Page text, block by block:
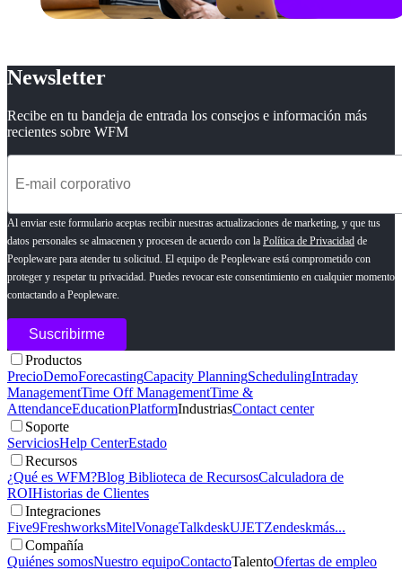
Newsletter
Recibe en tu bandeja de entrada los consejos e información más
recientes sobre WFM
Al enviar este formulario aceptas recibir nuestras actualizaciones de marketing, y que tus
datos personales se almacenen y procesen de acuerdo con la Política de Privacidad de
Peopleware para atender tu solicitud. El equipo de Peopleware está comprometido con
proteger y respetar tu privacidad. Puedes revocar este consentimiento en cualquier momento
contactando a Peopleware.
Productos
PrecioDemoForecastingCapacity PlanningSchedulingIntraday
ManagementTime Off ManagementTime &
AttendanceEducationPlatformIndustriasContact center
Soporte
ServiciosHelp CenterEstado
Recursos
¿Qué es WFM?Blog Biblioteca de RecursosCalculadora de
ROIHistorias de Clientes
Integraciones
Five9FreshworksMitelVonageTalkdeskUJETZendeskmás...
Compañía
Quiénes somosNuestro equipoContactoTalentoOfertas de empleo